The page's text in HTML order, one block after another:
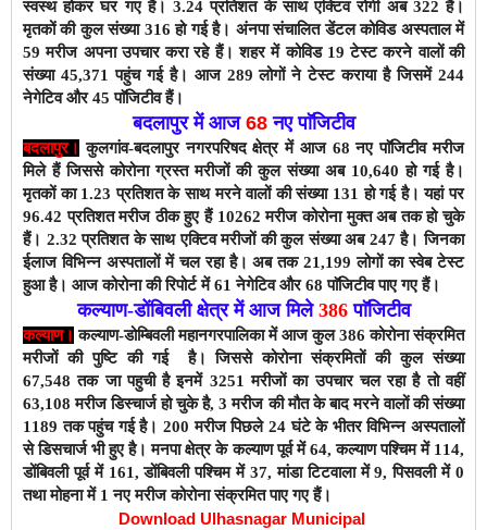
स्वस्थ होकर घर गए हैं। 3.24 प्रतिशत के साथ एक्टिव रोगी अब 322 हैं।
मृतकों की कुल संख्या 316 हो गई है। अंनपा संचालित डेंटल कोविड अस्पताल में
59 मरीज अपना उपचार करा रहे हैं। शहर में कोविड 19 टेस्ट करने वालों की
संख्या 45,371 पहुंच गई है। आज 289 लोगों ने टेस्ट कराया है जिसमें 244
नेगेटिव और 45 पाॅजिटीव हैं।
बदलापुर में आज 68 नए पाॅजिटीव
बदलापुर। कुलगांव-बदलापुर नगरपरिषद क्षेत्र में आज 68 नए पाॅजिटीव मरीज
मिले हैं जिससे कोरोना ग्रस्त मरीजों की कुल संख्या अब 10,640 होगई है।
मृतकों का 1.23 प्रतिशत के साथ मरने वालों की संख्या 131 हो गई है।यहां पर
96.42प्रतिशत मरीज ठीक हुए हैं 10262मरीज कोरोना मुक्त अब तक हो चुके
हैं। 2.32प्रतिशत के साथ एक्टिव मरीजों की कुल संख्या अब 247है। जिनका
ईलाज विभिन्न अस्पतालों में चल रहा है। अब तक 21,199लोगों का स्वेब टेस्ट
हुआ है। आज कोरोनाकी रिपोर्ट में 61नेगेटिव और 68 पाॅजिटीवपाए गए हैं।
कल्याण-डोंबिवली क्षेत्र में आज मिले 386 पाॅजिटीव
कल्याण। कल्याण-डोम्बिवलीमहानगरपालिकामें आज कुल 386 कोरोना संक्रमित
मरीजों की पुष्टि की गई है। जिससेकोरोना संक्रमितों की कुल संख्या
67,548तक जा पहुची है इनमें 3251 मरीजों का उपचार चल रहा है तो वहीं
63,108 मरीज डिस्चार्ज हो चुके है, 3 मरीज की मौत के बाद मरने वालों की संख्या
1189 तक पहुंच गई है। 200 मरीज पिछले 24 घंटे के भीतर विभिन्न अस्पतालों
से डिसचार्ज भी हुए है।मनपा क्षेत्र के कल्याण पूर्व में 64, कल्याण पश्चिम में 114,
डोंबिवली पूर्व में 161, डोंबिवली पश्चिम में 37, मांडा टिटवाला में 9, पिसवली में 0
तथा मोहना में 1 नए मरीज कोरोना संक्रमित पाए गए हैं।
Download Ulhasnagar Municipal